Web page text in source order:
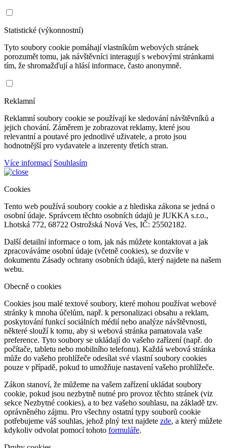
Statistické (výkonnostní)
Tyto soubory cookie pomáhají vlastníkům webových stránek
porozumět tomu, jak návštěvníci interagují s webovými stránkami
tím, že shromažďují a hlásí informace, často anonymně.
Reklamní
Reklamní soubory cookie se používají ke sledování návštěvníků a
jejich chování. Záměrem je zobrazovat reklamy, které jsou
relevantní a poutavé pro jednotlivé uživatele, a proto jsou
hodnotnější pro vydavatele a inzerenty třetích stran.
Více informací Souhlasím
Cookies
Tento web používá soubory cookie a z hlediska zákona se jedná o
osobní údaje. Správcem těchto osobních údajů je JUKKA s.r.o.,
Lhotská 772, 68722 Ostrožská Nová Ves, IČ: 25502182.
Další detailní informace o tom, jak nás můžete kontaktovat a jak
zpracováváme osobní údaje (včetně cookies), se dozvíte v
dokumentu Zásady ochrany osobních údajů, který najdete na našem
webu.
Obecně o cookies
Cookies jsou malé textové soubory, které mohou používat webové
stránky k mnoha účelům, např. k personalizaci obsahu a reklam,
poskytování funkcí sociálních médií nebo analýze návštěvnosti,
některé slouží k tomu, aby si webová stránka pamatovala vaše
preference. Tyto soubory se ukládají do vašeho zařízení (např. do
počítače, tabletu nebo mobilního telefonu). Každá webová stránka
může do vašeho prohlížeče odesílat své vlastní soubory cookies
pouze v případě, pokud to umožňuje nastavení vašeho prohlížeče.
Zákon stanoví, že můžeme na vašem zařízení ukládat soubory
cookie, pokud jsou nezbytně nutné pro provoz těchto stránek (viz
sekce Nezbytné cookies), a to bez vašeho souhlasu, na základě tzv.
oprávněného zájmu. Pro všechny ostatní typy souborů cookie
potřebujeme váš souhlas, jehož plný text najdete zde, a který můžete
kdykoliv odvolat pomocí tohoto formuláře.